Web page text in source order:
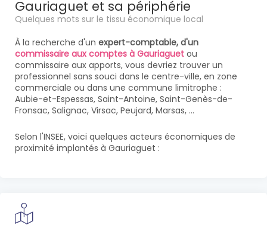
Gauriaguet et sa périphérie
Quelques mots sur le tissu économique local
À la recherche d'un expert-comptable, d'un
commissaire aux comptes à Gauriaguet ou
commissaire aux apports, vous devriez trouver un
professionnel sans souci dans le centre-ville, en zone
commerciale ou dans une commune limitrophe :
Aubie-et-Espessas, Saint-Antoine, Saint-Genès-de-
Fronsac, Salignac, Virsac, Peujard, Marsas, ...
Selon l'INSEE, voici quelques acteurs économiques de
proximité implantés à Gauriaguet :